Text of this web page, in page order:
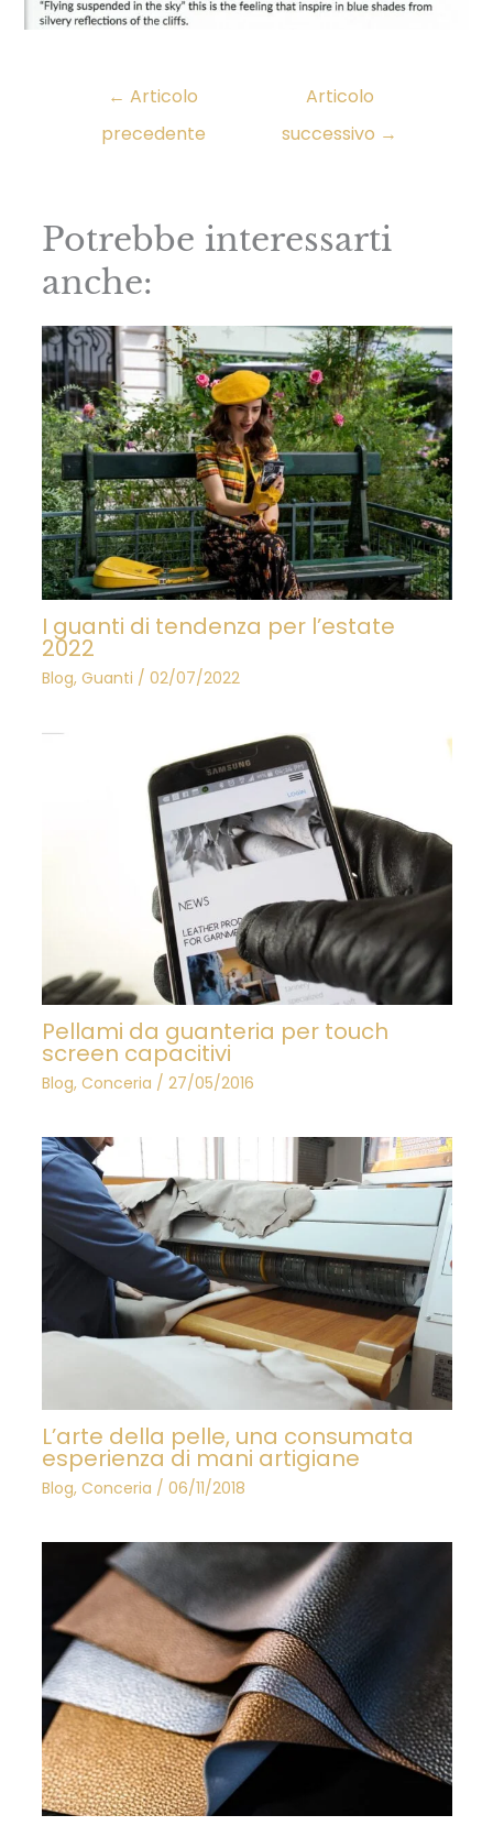
← Articolo
precedente
Articolo
successivo →
Potrebbe interessarti
anche:
I guanti di tendenza per l’estate
2022
Blog, Guanti / 02/07/2022
Pellami da guanteria per touch
screen capacitivi
Blog, Conceria / 27/05/2016
L’arte della pelle, una consumata
esperienza di mani artigiane
Blog, Conceria / 06/11/2018